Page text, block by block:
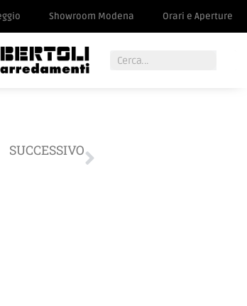
Showroom Modena Orari e Aperture
SUCCESSIVO